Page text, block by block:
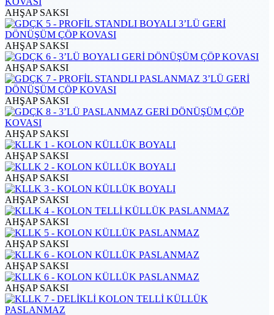
AHŞAP SAKSI
AHŞAP SAKSI
AHŞAP SAKSI
AHŞAP SAKSI
AHŞAP SAKSI
AHŞAP SAKSI
AHŞAP SAKSI
AHŞAP SAKSI
AHŞAP SAKSI
AHŞAP SAKSI
AHŞAP SAKSI
AHŞAP SAKSI